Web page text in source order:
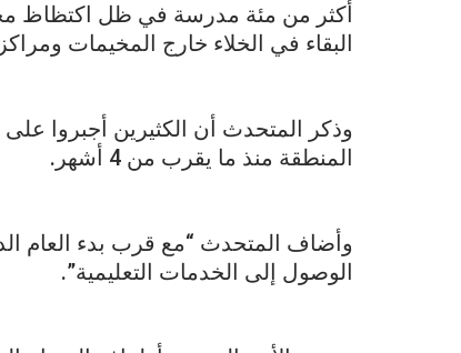
أكثر من مئة مدرسة في ظل اكتظاظ
البقاء في الخلاء خارج المخيمات
المنطقة منذ ما يقرب من 4 أشهر.
وأضاف المتحدث “مع قرب بدء العام
الوصول إلى الخدمات التعليمية”.